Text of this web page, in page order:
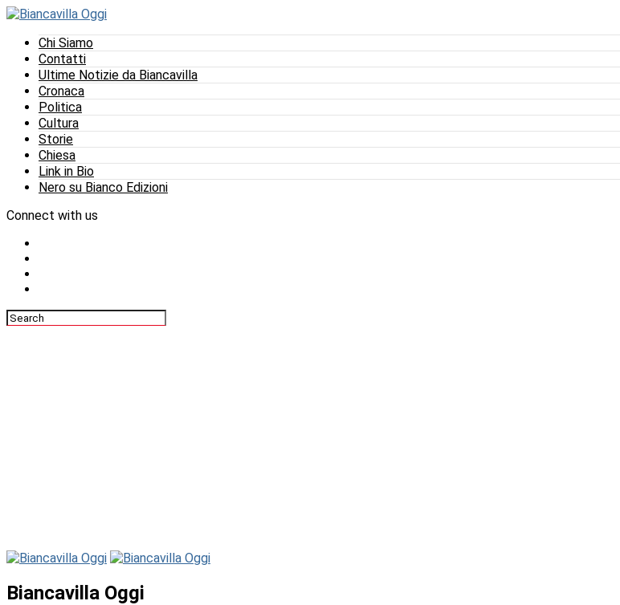
Chi Siamo
Contatti
Ultime Notizie da Biancavilla
Cronaca
Politica
Cultura
Storie
Chiesa
Link in Bio
Nero su Bianco Edizioni
Connect with us
Biancavilla Oggi